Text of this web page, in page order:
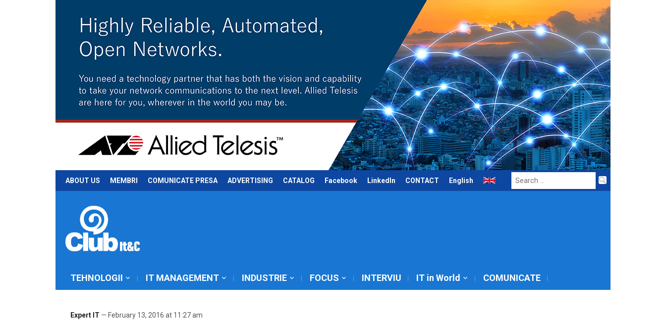
ABOUT US MEMBRI COMUNICATE PRESA ADVERTISING CATALOG Facebook LinkedIn CONTACT English
Search
for:
TEHNOLOGII IT MANAGEMENT INDUSTRIE FOCUS INTERVIU IT in World COMUNICATE
Expert IT — February 13, 2016 at 11:27 am